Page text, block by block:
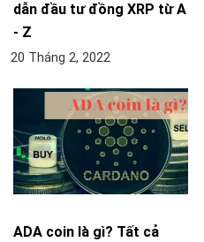
dẫn đầu tư đồng XRP từ A
- Z
20 Tháng 2, 2022
ADA coin là gì? Tất cả